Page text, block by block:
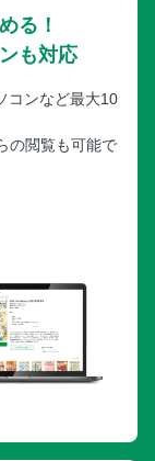
北区）
る！
も対応
コンなど最大10
の閲覧も可能で